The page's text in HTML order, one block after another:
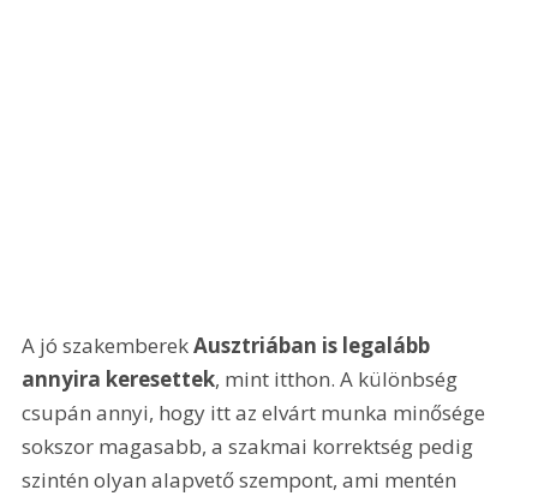
A jó szakemberek Ausztriában is legalább
annyira keresettek, mint itthon. A különbség
csupán annyi, hogy itt az elvárt munka minősége
sokszor magasabb, a szakmai korrektség pedig
szintén olyan alapvető szempont, ami mentén